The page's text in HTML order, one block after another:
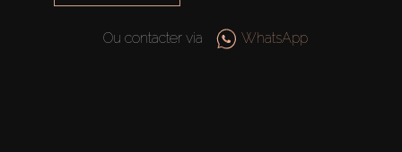
Ou contacter via WhatsApp